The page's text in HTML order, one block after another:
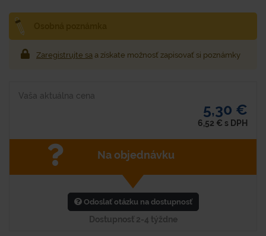
Zaregistrujte sa a získate možnosť zapisovať si poznámky
Vaša aktuálna cena
5,30 €
6,52 € s DPH
Na objednávku
Odoslať otázku na dostupnosť
Dostupnosť 2-4 týždne